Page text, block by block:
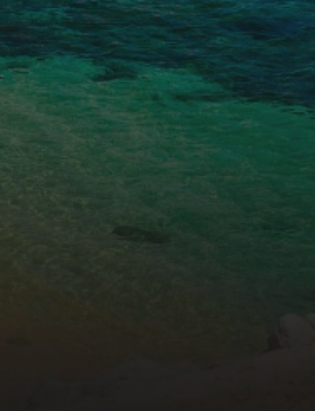
Ces cookies sont utilisés pour stocker des informations sur
les préférences et les choix personnels de l'utilisateur
grâce à l'observation continue de ses habitudes de
navigation. Grâce à eux, nous pouvons connaître les
habitudes de navigation sur le site Web et afficher des
publicités liées au profil de navigation de l'utilisateur.